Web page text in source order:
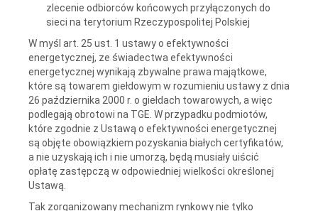
zlecenie odbiorców końcowych przyłączonych do
sieci na terytorium Rzeczypospolitej Polskiej
W myśl art. 25 ust. 1 ustawy o efektywności
energetycznej, ze świadectwa efektywności
energetycznej wynikają zbywalne prawa majątkowe,
które są towarem giełdowym w rozumieniu ustawy z dnia
26 października 2000 r. o giełdach towarowych, a więc
podlegają obrotowi na TGE. W przypadku podmiotów,
które zgodnie z Ustawą o efektywności energetycznej
są objęte obowiązkiem pozyskania białych certyfikatów,
a nie uzyskają ich i nie umorzą, będą musiały uiścić
opłatę zastępczą w odpowiedniej wielkości określonej
Ustawą.
Tak zorganizowany mechanizm rynkowy nie tylko